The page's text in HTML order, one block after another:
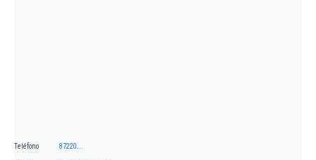
Teléfono 87220...